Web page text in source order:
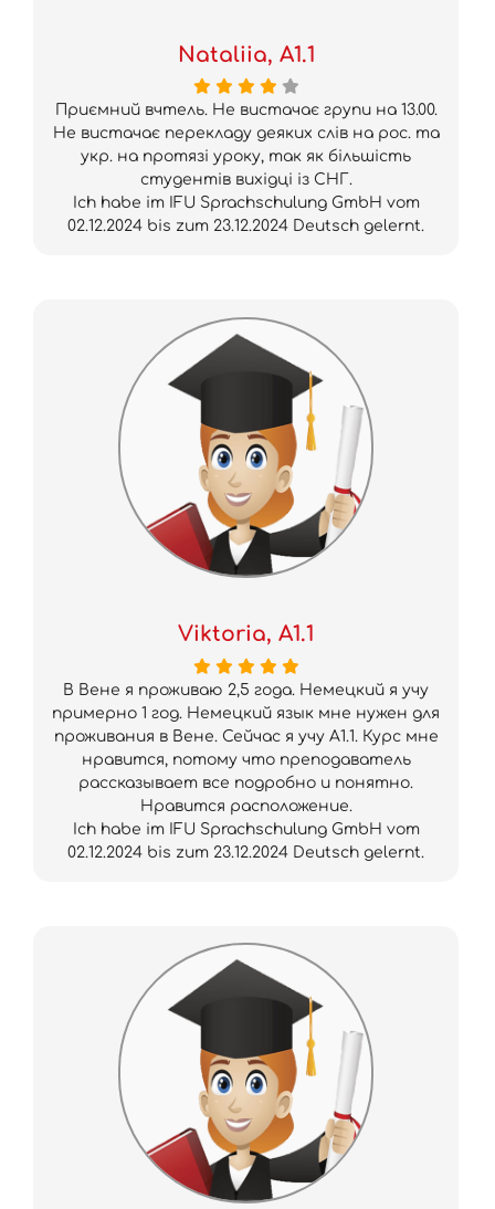
Nataliia, A1.1
Приємний вчтель. Не вистачає групи на 13.00.
Не вистачає перекладу деяких слів на рос. та
укр. на протязі уроку, так як більшість
студентів вихідці із СНГ.
Ich habe im IFU Sprachschulung GmbH vom
02.12.2024 bis zum 23.12.2024 Deutsch gelernt.
Viktoria, A1.1
В Вене я проживаю 2,5 года. Немецкий я учу
примерно 1 год. Немецкий язык мне нужен для
проживания в Вене. Сейчас я учу A1.1. Курс мне
нравится, потому что преподаватель
рассказывает все подробно и понятно.
Нравится расположение.
Ich habe im IFU Sprachschulung GmbH vom
02.12.2024 bis zum 23.12.2024 Deutsch gelernt.